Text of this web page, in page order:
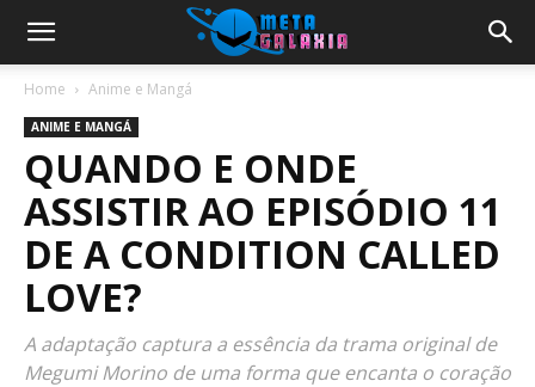
Home Anime e Mangá
ANIME E MANGÁ
QUANDO E ONDE
ASSISTIR AO EPISÓDIO 11
DE A CONDITION CALLED
LOVE?
A adaptação captura a essência da trama original de
Megumi Morino de uma forma que encanta o coração